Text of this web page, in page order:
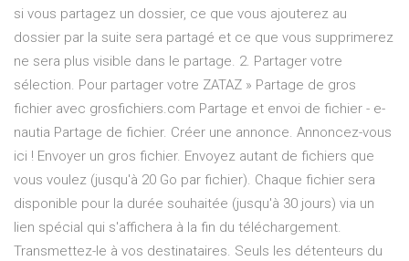
si vous partagez un dossier, ce que vous ajouterez au
dossier par la suite sera partagé et ce que vous supprimerez
ne sera plus visible dans le partage. 2. Partager votre
sélection. Pour partager votre ZATAZ » Partage de gros
fichier avec grosfichiers.com Partage et envoi de fichier - e-
nautia Partage de fichier. Créer une annonce. Annoncez-vous
ici ! Envoyer un gros fichier. Envoyez autant de fichiers que
vous voulez (jusqu'à 20 Go par fichier). Chaque fichier sera
disponible pour la durée souhaitée (jusqu'à 30 jours) via un
lien spécial qui s'affichera à la fin du téléchargement.
Transmettez-le à vos destinataires. Seuls les détenteurs du